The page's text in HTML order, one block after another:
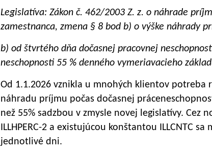
Legislatíva: Zákon č. 462/2003 Z. z. o náhrade
zamestnanca, zmena § 8 bod b) o výške náhrady
b) od štvrtého dňa dočasnej pracovnej
neschopnosti 55 % denného vymeriavacieho
Od 1.1.2026 vznikla u mnohých klientov
náhradu príjmu počas dočasnej
než 55% sadzbou v zmysle novej legislatívy. Cez
ILLHPERC-2 a existujúcou konštantou ILLCNTC
jednotlivé dni.